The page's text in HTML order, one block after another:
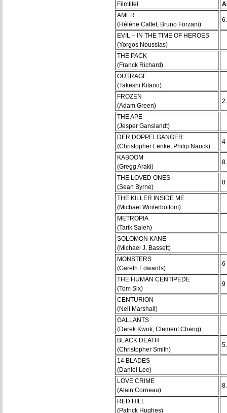
Filmtitel
AMER
(Hélène Cattet, Bruno Forzani)
EVIL – IN THE TIME OF HEROES
(Yorgos Noussias)
THE PACK
(Franck Richard)
OUTRAGE
(Takeshi Kitano)
FROZEN
(Adam Green)
THE APE
(Jesper Ganslandt)
DER DOPPELGÄNGER
(Christopher Lenke, Philip Nauck)
4
KABOOM
(Gregg Araki)
THE LOVED ONES
(Sean Byrne)
8
THE KILLER INSIDE ME
(Michael Winterbottom)
METROPIA
(Tarik Saleh)
SOLOMON KANE
(Michael J. Bassett)
MONSTERS
(Gareth Edwards)
6
THE HUMAN CENTIPEDE
(Tom Six)
9
CENTURION
(Neil Marshall)
GALLANTS
(Derek Kwok, Clement Cheng)
BLACK DEATH
(Christopher Smith)
14 BLADES
(Daniel Lee)
LOVE CRIME
(Alain Corneau)
RED HILL
(Patrick Hughes)